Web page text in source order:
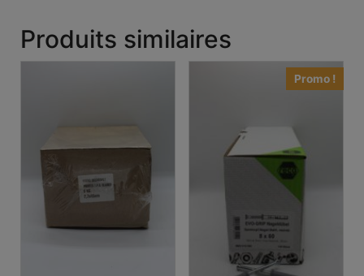
Produits similaires
Promo !